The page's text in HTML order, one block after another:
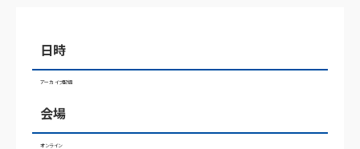
日時
アーカイブ配信
会場
オンライン